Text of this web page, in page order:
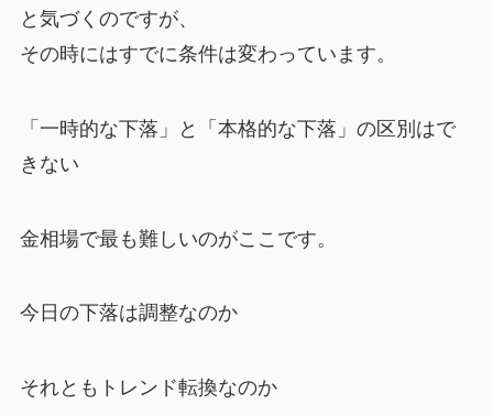
と気づくのですが、
その時にはすでに条件は変わっています。
「一時的な下落」と「本格的な下落」の区別はで
きない
金相場で最も難しいのがここです。
今日の下落は調整なのか
それともトレンド転換なのか